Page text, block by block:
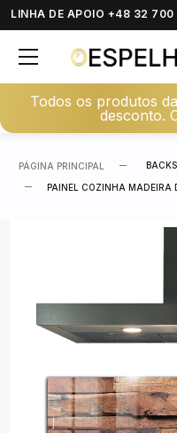
LINHA DE APOIO +48 32 700
Todos os produtos
desconto.
PÁGINA PRINCIPAL
PAINEL COZINHA MADEIRA